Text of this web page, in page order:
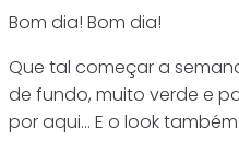
Bom dia! Bom dia!
Que tal começar a
de fundo, muito verde e
por aqui… E o look